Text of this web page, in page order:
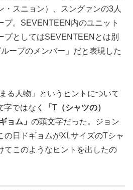
・スニョン）、スングァンの3人
プ。SEVENTEEN内のユニット
プとしてはSEVENTEENとは別
ープのメンバー」だと表現した
る人物」というヒントについて
ではなく
「T（シャツの）
ョム」 の頭文字だった。ジョン
の日ドギョムがXLサイズのTシャ
てこのようなヒントを出したの